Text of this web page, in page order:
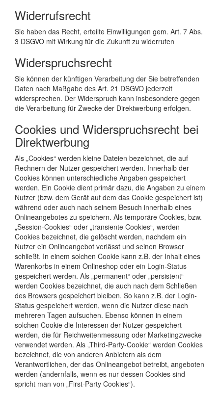
Widerrufsrecht
Sie haben das Recht, erteilte Einwilligungen gem. Art. 7 Abs.
3 DSGVO mit Wirkung für die Zukunft zu widerrufen
Widerspruchsrecht
Sie können der künftigen Verarbeitung der Sie betreffenden
Daten nach Maßgabe des Art. 21 DSGVO jederzeit
widersprechen. Der Widerspruch kann insbesondere gegen
die Verarbeitung für Zwecke der Direktwerbung erfolgen.
Cookies und Widerspruchsrecht bei
Direktwerbung
Als „Cookies“ werden kleine Dateien bezeichnet, die auf
Rechnern der Nutzer gespeichert werden. Innerhalb der
Cookies können unterschiedliche Angaben gespeichert
werden. Ein Cookie dient primär dazu, die Angaben zu einem
Nutzer (bzw. dem Gerät auf dem das Cookie gespeichert ist)
während oder auch nach seinem Besuch innerhalb eines
Onlineangebotes zu speichern. Als temporäre Cookies, bzw.
„Session-Cookies“ oder „transiente Cookies“, werden
Cookies bezeichnet, die gelöscht werden, nachdem ein
Nutzer ein Onlineangebot verlässt und seinen Browser
schließt. In einem solchen Cookie kann z.B. der Inhalt eines
Warenkorbs in einem Onlineshop oder ein Login-Status
gespeichert werden. Als „permanent“ oder „persistent“
werden Cookies bezeichnet, die auch nach dem Schließen
des Browsers gespeichert bleiben. So kann z.B. der Login-
Status gespeichert werden, wenn die Nutzer diese nach
mehreren Tagen aufsuchen. Ebenso können in einem
solchen Cookie die Interessen der Nutzer gespeichert
werden, die für Reichweitenmessung oder Marketingzwecke
verwendet werden. Als „Third-Party-Cookie“ werden Cookies
bezeichnet, die von anderen Anbietern als dem
Verantwortlichen, der das Onlineangebot betreibt, angeboten
werden (andernfalls, wenn es nur dessen Cookies sind
spricht man von „First-Party Cookies“).